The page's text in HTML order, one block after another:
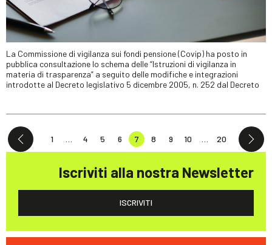
La Commissione di vigilanza sui fondi pensione (Covip) ha posto in
pubblica consultazione lo schema delle “Istruzioni di vigilanza in
materia di trasparenza” a seguito delle modifiche e integrazioni
introdotte al Decreto legislativo 5 dicembre 2005, n. 252 dal Decreto
1 4 5 6 7 8 9 10 20
Iscriviti alla nostra Newsletter
ISCRIVITI